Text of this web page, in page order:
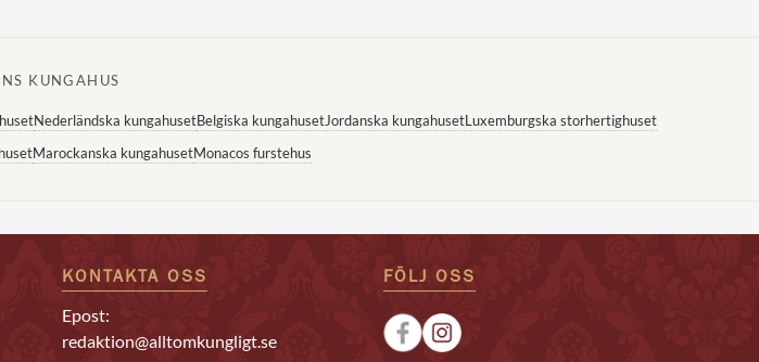
KUNGAHUS
Nederländska kungahusetBelgiska kungahusetJordanska kungahusetLuxemburgska storhertighuset
Marockanska kungahusetMonacos furstehus
KONTAKTA OSS
Epost:
redaktion@alltomkungligt.se
FÖLJ OSS